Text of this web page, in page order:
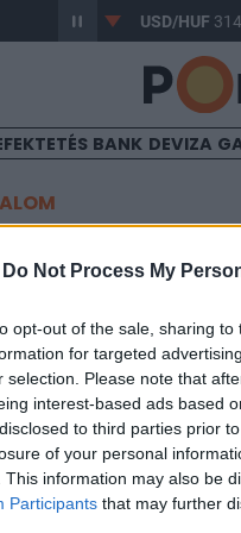
Do Not Process My
opt-out of the sale, sharing
for targeted
selection. Please note that
interest-based ads based
to third parties prior
of your personal
This information may also be
Participants that may further
-0,61% USD/HUF
BANK DEVIZA
York Broker
a vegyipari trió tagjainak
hatására emelkedéssel
0.6%-os csökkenéssel